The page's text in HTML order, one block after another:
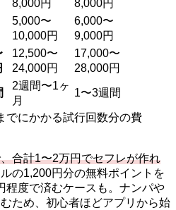
8,000円
8,000円
5,000〜
10,000円
6,000〜
9,000円
12,500〜
24,000円
17,000〜
28,000円
2週間〜1ヶ
月
1〜3週間
にかかる試行回数分の費
合計1〜2万円でセフレが作れ
の1,200円分の無料ポイントを
程度で済むケースも。ナンパや
ため、初心者ほどアプリから始